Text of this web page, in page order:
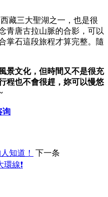
藏三大聖湖之一，也是很
青唐古拉山脈的合影，可以
掌石這段旅程才算完整。隨
景文化，但時間又不是很充
程也不會很趕，妳可以慢悠
询
知道！
下一条
線❗